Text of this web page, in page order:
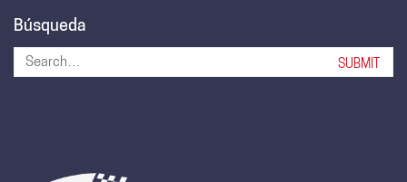
Búsqueda
Search
for: